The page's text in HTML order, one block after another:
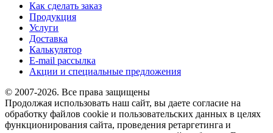
Как сделать заказ
Продукция
Услуги
Доставка
Калькулятор
E-mail рассылка
Акции и специальные предложения
© 2007-2026. Все права защищены
Продолжая использовать наш сайт, вы даете согласие на
обработку файлов cookie и пользовательских данных в целях
функционирования сайта, проведения ретаргетинга и